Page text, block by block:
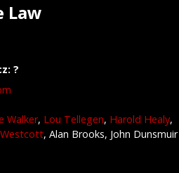
Law
?
Walker, Lou Tellegen, Harold Healy,
, Alan Brooks, John Dunsmuir